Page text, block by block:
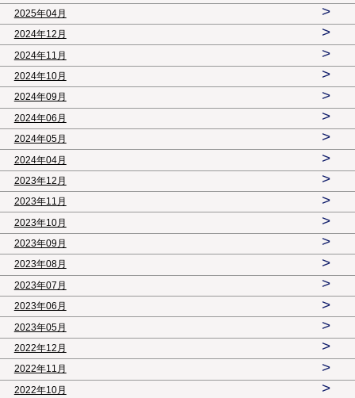
2025年04月 >
2024年12月 >
2024年11月 >
2024年10月 >
2024年09月 >
2024年06月 >
2024年05月 >
2024年04月 >
2023年12月 >
2023年11月 >
2023年10月 >
2023年09月 >
2023年08月 >
2023年07月 >
2023年06月 >
2023年05月 >
2022年12月 >
2022年11月 >
2022年10月 >